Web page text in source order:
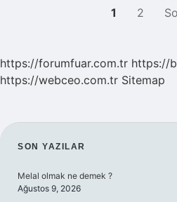
1 2
https://forumfuar.com.tr https://
https://webceo.com.tr Sitemap
SIDEBAR
SON YAZILAR
Melal olmak ne demek ?
Ağustos 9, 2026